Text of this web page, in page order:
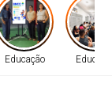
Educação